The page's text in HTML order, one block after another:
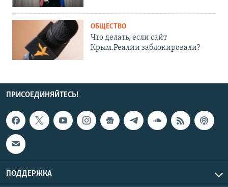
ОБЩЕСТВО
Что делать, если сайт
Крым.Реалии заблокировали?
ПРИСОЕДИНЯЙТЕСЬ!
ПОДДЕРЖКА